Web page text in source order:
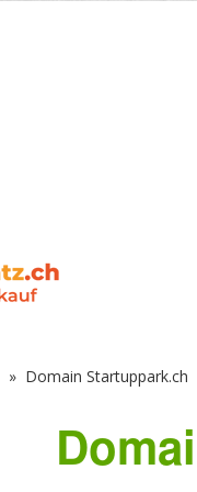
» Domain Startuppark.ch